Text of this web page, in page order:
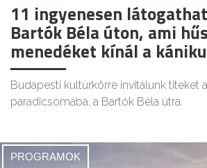
11 ingyenesen
Bartók Béla úton, ami
menedéket kínál a
Budapesti kultúrkörre invitálunk titeket
paradicsomába, a Bartók Béla útra.
PROGRAMOK